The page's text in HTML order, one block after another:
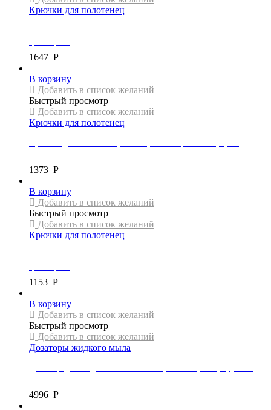
Крючки для полотенец
1647 Р
В корзину
Добавить в список желаний
Быстрый просмотр
Добавить в список желаний
Крючки для полотенец
1373 Р
В корзину
Добавить в список желаний
Быстрый просмотр
Добавить в список желаний
Крючки для полотенец
1153 Р
В корзину
Добавить в список желаний
Быстрый просмотр
Добавить в список желаний
Дозаторы жидкого мыла
4996 Р